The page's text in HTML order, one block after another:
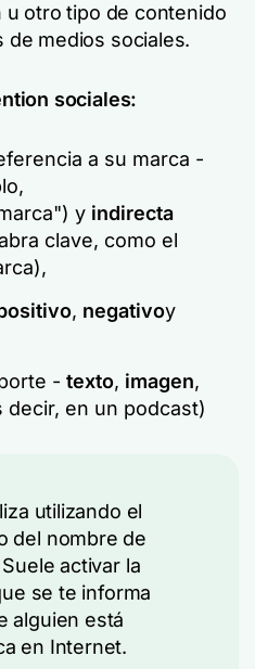
u otro tipo de contenido
de medios sociales.
sociales:
a su marca -
y indirecta
clave, como el
, negativoy
- texto, imagen,
decir, en un podcast)
utilizando el
del nombre de
activar la
se te informa
alguien está
en Internet.